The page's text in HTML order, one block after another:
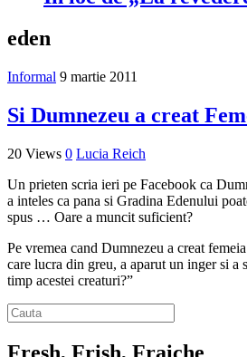
eden
Informal 9 martie 2011
Si Dumnezeu a creat
20 Views 0 Lucia Reich
Un prieten scria ieri pe Facebook ca
a inteles ca pana si Gradina Edenului
spus … Oare a muncit suficient?
Pe vremea cand Dumnezeu a creat
care lucra din greu, a aparut un inger si a
timp acestei creaturi?”